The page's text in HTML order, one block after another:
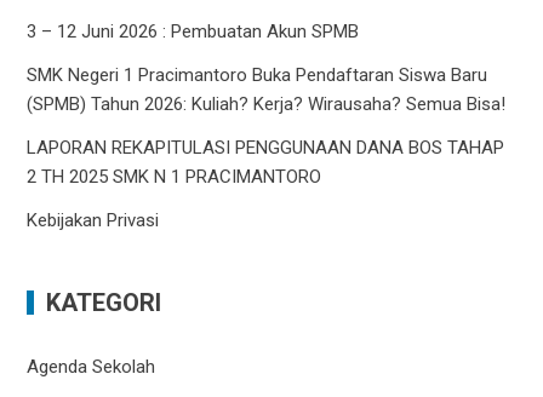
3 – 12 Juni 2026 : Pembuatan Akun SPMB
SMK Negeri 1 Pracimantoro Buka Pendaftaran Siswa Baru
(SPMB) Tahun 2026: Kuliah? Kerja? Wirausaha? Semua Bisa!
LAPORAN REKAPITULASI PENGGUNAAN DANA BOS TAHAP
2 TH 2025 SMK N 1 PRACIMANTORO
Kebijakan Privasi
KATEGORI
Agenda Sekolah